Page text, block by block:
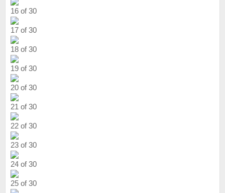
16 of 30
17 of 30
18 of 30
19 of 30
20 of 30
21 of 30
22 of 30
23 of 30
24 of 30
25 of 30